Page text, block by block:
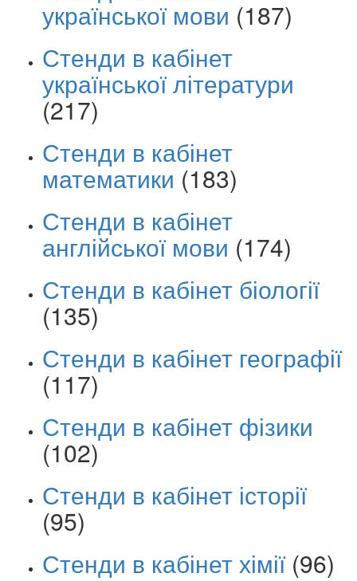
української мови (187)
Стенди в кабінет
української літератури
(217)
Стенди в кабінет
математики (183)
Стенди в кабінет
англійської мови (174)
Стенди в кабінет біології
(135)
Стенди в кабінет географії
(117)
Стенди в кабінет фізики
(102)
Стенди в кабінет історії
(95)
Стенди в кабінет хімії (96)